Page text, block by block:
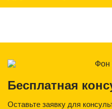
Бесплатная
Оставьте заявку для